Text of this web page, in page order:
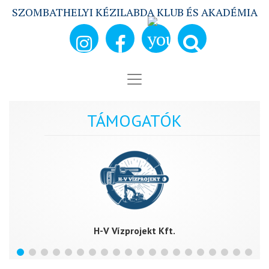
SZOMBATHELYI KÉZILABDA KLUB ÉS AKADÉMIA
TÁMOGATÓK
H-V Vízprojekt Kft.